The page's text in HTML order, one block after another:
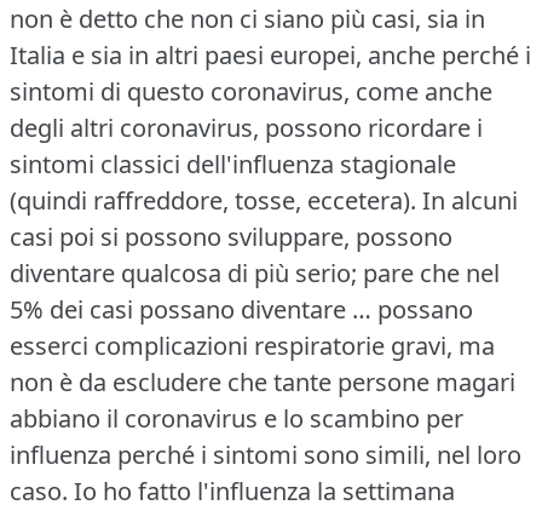
non è detto che non ci siano più casi, sia in
Italia e sia in altri paesi europei, anche perché i
sintomi di questo coronavirus, come anche
degli altri coronavirus, possono ricordare i
sintomi classici dell'influenza stagionale
(quindi raffreddore, tosse, eccetera). In alcuni
casi poi si possono sviluppare, possono
diventare qualcosa di più serio; pare che nel
5% dei casi possano diventare … possano
esserci complicazioni respiratorie gravi, ma
non è da escludere che tante persone magari
abbiano il coronavirus e lo scambino per
influenza perché i sintomi sono simili, nel loro
caso. Io ho fatto l'influenza la settimana